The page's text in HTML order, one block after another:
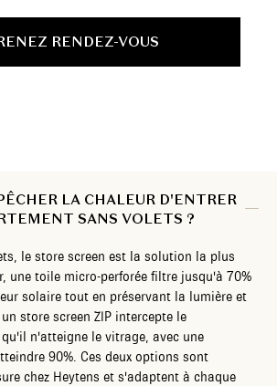
RENDEZ-VOUS
LA CHALEUR D'ENTRER
SANS VOLETS ?
le store screen est la solution la plus
une toile micro-perforée filtre jusqu'à 70%
solaire tout en préservant la lumière et
store screen ZIP intercepte le
n'atteigne le vitrage, avec une
90%. Ces deux options sont
chez Heytens et s'adaptent à chaque